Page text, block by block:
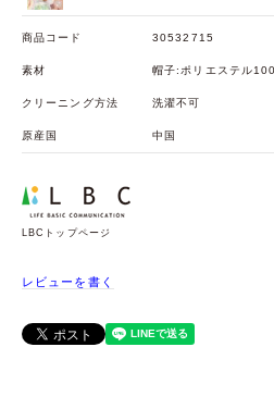
商品コード 30532715
素材 帽子:ポリエステル
クリーニング方法 洗濯不可
原産国 中国
LBCトップページ
レビューを書く